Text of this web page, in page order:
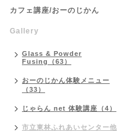
カフェ講座/おーのじかん
Gallery
Glass & Powder
Fusing（63）
おーのじかん体験メニュー
（33）
じゃらん net 体験講座（4）
市立東林ふれあいセンター他